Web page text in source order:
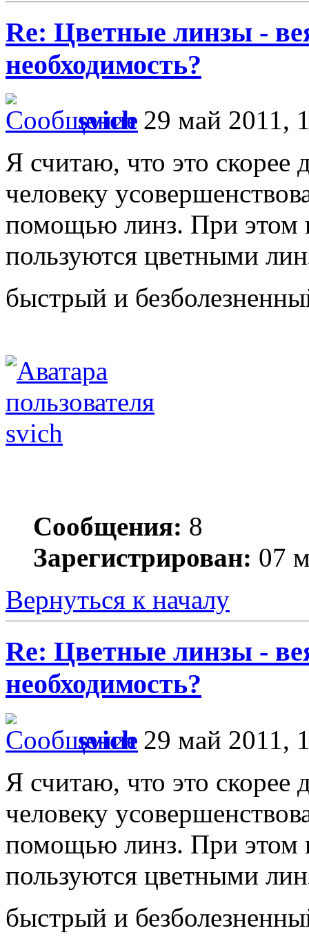
Re: Цветные линзы -
необходимость?
svich29 май 2011,
Я считаю, что это скорее
человеку
помощью линз. При этом
пользуются цветными
быстрый и
svich
Сообщения: 8
Зарегистрирован: 07
Вернуться к началу
Re: Цветные линзы -
необходимость?
svich29 май 2011,
Я считаю, что это скорее
человеку
помощью линз. При этом
пользуются цветными
быстрый и